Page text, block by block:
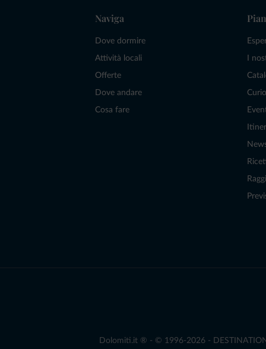
Naviga
Dove dormire
Attività locali
Offerte
Dove andare
Cosa fare
I
Dolomiti.it ® - © 1996-2026 - DESTINATION